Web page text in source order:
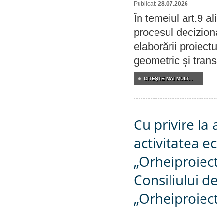
Publicat: 28.07.2026
În temeiul art.9
procesul
elaborării
geometric și
CITEŞTE MAI MULT...
Cu privire la
activitatea
Consiliului